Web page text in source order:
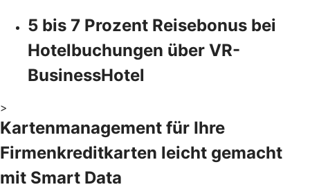
5 bis 7 Prozent Reisebonus bei
Hotelbuchungen über VR-
BusinessHotel
>
Kartenmanagement für Ihre
Firmenkreditkarten leicht gemacht
mit Smart Data